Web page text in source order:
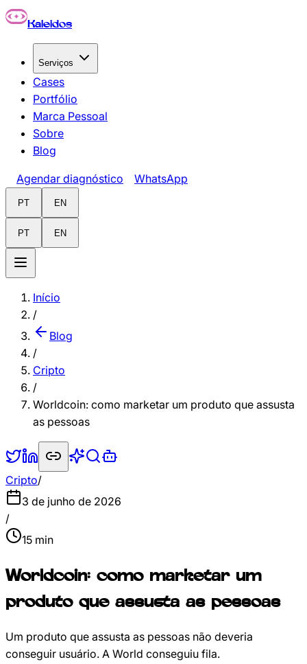
Pular para o conteúdo principal
Kaleidos
Serviços
Cases
Portfólio
Marca Pessoal
Sobre
Blog
Agendar diagnóstico WhatsApp
PT EN
PT EN
Início
/
Blog
/
Cripto
/
Worldcoin: como marketar um produto que assusta
as pessoas
Cripto/
3 de junho de 2026
/
15 min
Worldcoin: como marketar um
produto que assusta as pessoas
Um produto que assusta as pessoas não deveria
conseguir usuário. A World conseguiu fila.